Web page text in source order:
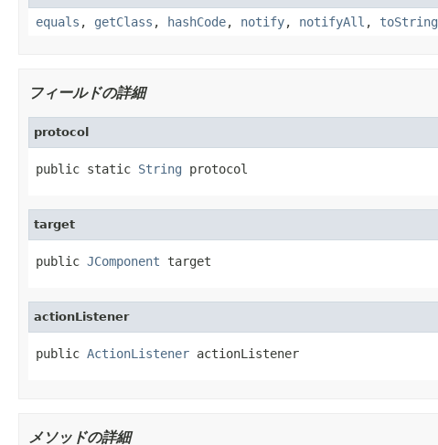
equals , getClass , hashCode, notify, notifyAll , toString
フィールドの詳細
protocol
public static String protocol
target
public JComponent target
actionListener
public ActionListener actionListener
メソッドの詳細